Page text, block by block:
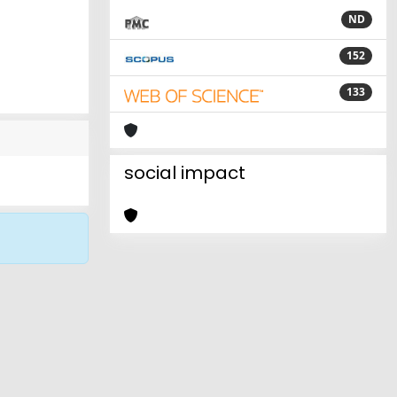
ND
152
133
social impact